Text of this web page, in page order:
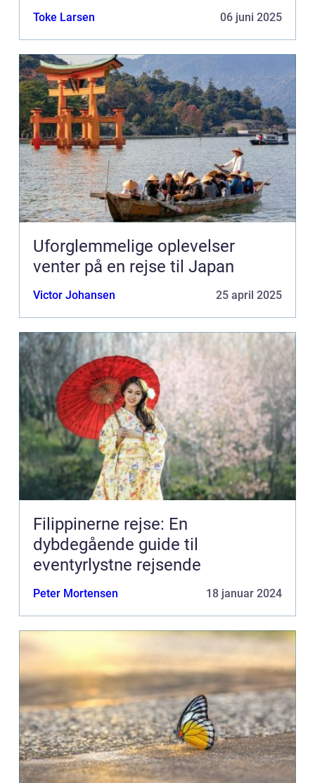
Toke Larsen 06 juni 2025
Uforglemmelige oplevelser
venter på en rejse til Japan
Victor Johansen 25 april 2025
Filippinerne rejse: En
dybdegående guide til
eventyrlystne rejsende
Peter Mortensen 18 januar 2024